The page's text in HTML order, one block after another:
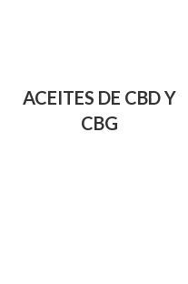
ACEITES DE CBD Y
CBG